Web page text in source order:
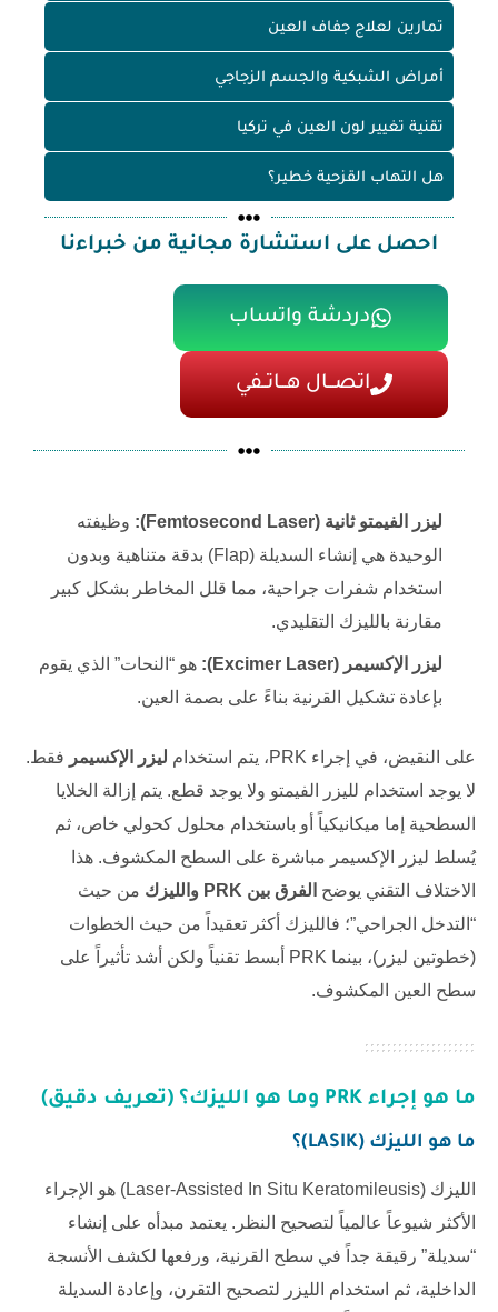
تمارين لعلاج جفاف العين
أمراض الشبكية والجسم الزجاجي
تقنية تغيير لون العين في تركيا
هل التهاب القزحية خطير؟
احصل على استشارة مجانية من خبراءنا
دردشة واتساب
اتصـــال هـــاتــفي
ليزر الفيمتو ثانية (Femtosecond Laser):
وظيفته
الوحيدة هي إنشاء السديلة (Flap) بدقة متناهية وبدون
استخدام شفرات جراحية، مما قلل المخاطر بشكل كبير
مقارنة بالليزك التقليدي.
ليزر الإكسيمر (Excimer Laser):
هو “النحات” الذي يقوم
بإعادة تشكيل القرنية بناءً على بصمة العين.
على النقيض، في إجراء PRK، يتم استخدام ليزر الإكسيمر فقط.
لا يوجد استخدام لليزر الفيمتو ولا يوجد قطع. يتم إزالة الخلايا
السطحية إما ميكانيكياً أو باستخدام محلول كحولي خاص، ثم
يُسلط ليزر الإكسيمر مباشرة على السطح المكشوف. هذا
الاختلاف التقني يوضح الفرق بين PRK والليزك
من حيث
“التدخل الجراحي”؛ فالليزك أكثر تعقيداً من حيث الخطوات
(خطوتين ليزر)، بينما PRK أبسط تقنياً ولكن أشد تأثيراً على
سطح العين المكشوف.
ما هو إجراء PRK وما هو الليزك؟ (تعريف دقيق)
ما هو الليزك (LASIK)؟
الليزك (Laser-Assisted In Situ Keratomileusis) هو الإجراء
الأكثر شيوعاً عالمياً لتصحيح النظر. يعتمد مبدأه على إنشاء
“سديلة” رقيقة جداً في سطح القرنية، ورفعها لكشف الأنسجة
الداخلية، ثم استخدام الليزر لتصحيح التقرن، وإعادة السديلة